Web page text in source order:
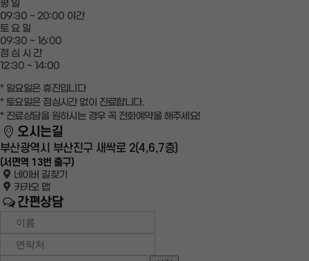
평 일
09:30 ~ 20:00 야간
토 요 일
09:30 ~ 16:00
점 심 시 간
12:30 ~ 14:00
* 일요일은 휴진입니다
* 토요일은 점심시간 없이 진료합니다.
* 진료상담을 원하시는 경우 꼭 전화예약을 해주세요!
오시는길
부산광역시 부산진구 새싹로 2(4,6,7층)
(서면역 13번 출구)
네이버 길찾기
카카오 맵
간편상담